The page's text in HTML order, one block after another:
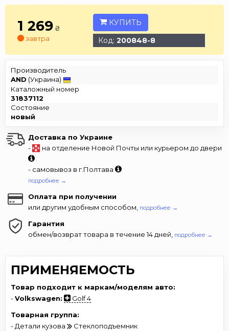
1 269 ₴
завтра
КУПИТЬ
Код: 200848-8
Производитель
AND (Украина)
Каталожный номер
31837112
Состояние
новый
Доставка по Украине
-
на отделение Новой Почты или курьером до двери
- самовывоз в г.Полтава
подробнее →
Оплата при получении
или другим удобным способом, подробнее →
Гарантия
обмен/возврат товара в течение 14 дней, подробнее →
ПРИМЕНЯЕМОСТЬ
Товар подходит к маркам/моделям авто:
-Volkswagen:
Golf 4
Товарная группа:
- Детали кузова
Стеклоподъемник